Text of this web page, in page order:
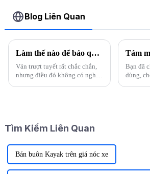
Blog Liên Quan
Làm thế nào để bảo quản ván trượt hiệu quả?
Ván trượt tuyết rất chắc chắn,
nhưng điều đó không có nghĩa
hình ảnh tốt về...
Bạn đã
dùng,
Tìm Kiếm Liên Quan
Bán buôn Kayak trên giá nóc xe